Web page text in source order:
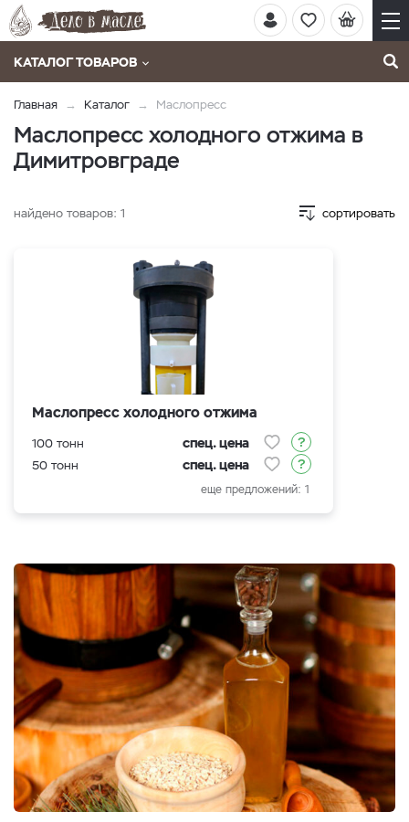
КАТАЛОГ ТОВАРОВ
Главная Каталог Маслопресс
Маслопресс холодного отжима в
Димитровграде
найдено товаров: 1 сортировать
Маслопресс холодного отжима
100 тонн спец. цена
50 тонн спец. цена
еще предложений: 1